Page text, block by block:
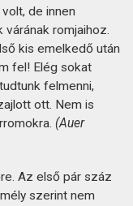
de innen
romjaihoz.
kis emelkedő után
fel! Elég sokat
felmenni,
ott. Nem is
(Auer
Az első pár száz
szerint nem